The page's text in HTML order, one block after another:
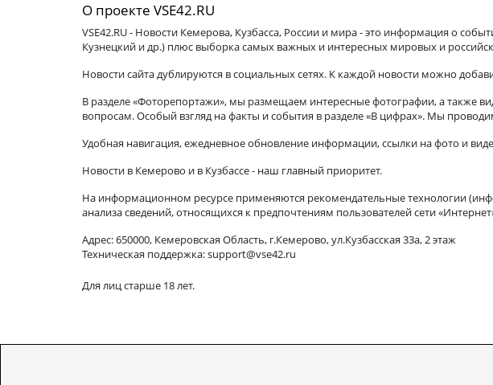
О проекте VSE42.RU
VSE42.RU - Новости Кемерова, Кузбасса, России и мира - это информация о
Кузнецкий и др.) плюс выборка самых важных и интересных мировых и
Новости сайта дублируются в социальных сетях. К каждой новости можно
В разделе «Фоторепортажи», мы размещаем интересные фотографии, а также
вопросам. Особый взгляд на факты и события в разделе «В цифрах». Мы
Удобная навигация, ежедневное обновление информации, ссылки на фото и
Новости в Кемерово и в Кузбассе - наш главный приоритет.
На информационном ресурсе применяются рекомендательные технологии
анализа сведений, относящихся к предпочтениям пользователей сети
Адрес: 650000, Кемеровская Область, г.Кемерово, ул.Кузбасская 33а, 2 этаж
Техническая поддержка: support@vse42.ru
Для лиц старше 18 лет.